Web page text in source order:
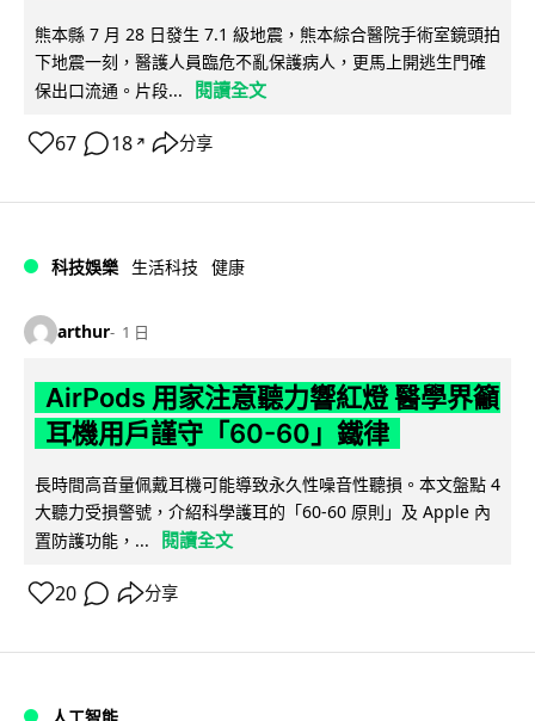
熊本縣 7 月 28 日發生 7.1 級地震，熊本綜合醫院手術室鏡頭拍
下地震一刻，醫護人員臨危不亂保護病人，更馬上開逃生門確
保出口流通。片段...
閱讀全文
67 18 ↗ 分享
科技娛樂 生活科技 健康
arthur 1 日
AirPods 用家注意聽力響紅燈 醫學界籲
耳機用戶謹守「60-60」鐵律
長時間高音量佩戴耳機可能導致永久性噪音性聽損。本文盤點 4
大聽力受損警號，介紹科學護耳的「60-60 原則」及 Apple 內
置防護功能，...
閱讀全文
20 分享